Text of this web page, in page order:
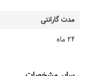
مدت گارانتی
24 ماه